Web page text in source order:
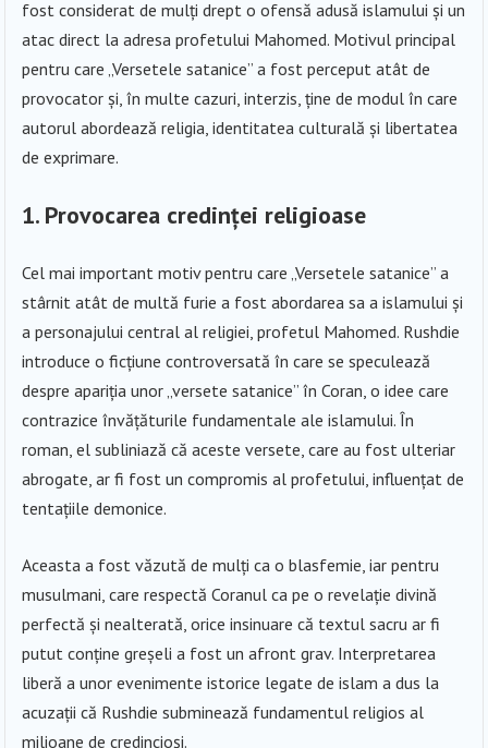
fost considerat de mulți drept o ofensă adusă islamului și un
atac direct la adresa profetului Mahomed. Motivul principal
pentru care „Versetele satanice” a fost perceput atât de
provocator și, în multe cazuri, interzis, ține de modul în care
autorul abordează religia, identitatea culturală și libertatea
de exprimare.
1. Provocarea credinței religioase
Cel mai important motiv pentru care „Versetele satanice” a
stârnit atât de multă furie a fost abordarea sa a islamului și
a personajului central al religiei, profetul Mahomed. Rushdie
introduce o ficțiune controversată în care se speculează
despre apariția unor „versete satanice” în Coran, o idee care
contrazice învățăturile fundamentale ale islamului. În
roman, el subliniază că aceste versete, care au fost ulteriar
abrogate, ar fi fost un compromis al profetului, influențat de
tentațiile demonice.
Aceasta a fost văzută de mulți ca o blasfemie, iar pentru
musulmani, care respectă Coranul ca pe o revelație divină
perfectă și nealterată, orice insinuare că textul sacru ar fi
putut conține greșeli a fost un afront grav. Interpretarea
liberă a unor evenimente istorice legate de islam a dus la
acuzații că Rushdie subminează fundamentul religios al
milioane de credincioși.